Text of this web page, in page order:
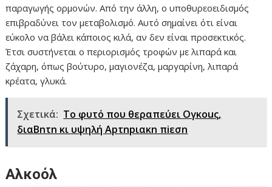
παραγωγής ορμονών. Από την άλλη, ο υποθυρεοειδισμός
επιβραδύνει τον μεταβολισμό. Αυτό σημαίνει ότι είναι
εύκολο να βάλει κάποιος κιλά, αν δεν είναι προσεκτικός.
Έτσι συστήνεται ο περιορισμός τροφών με λιπαρά και
ζάχαρη, όπως βούτυρο, μαγιονέζα, μαργαρίνη, λιπαρά
κρέατα, γλυκά.
Σχετικά: Το φυτό που θεραπεύει Oγκouς,
διαBnτn κι υψηλή Apτnpιακn πiεσn
Αλκοόλ